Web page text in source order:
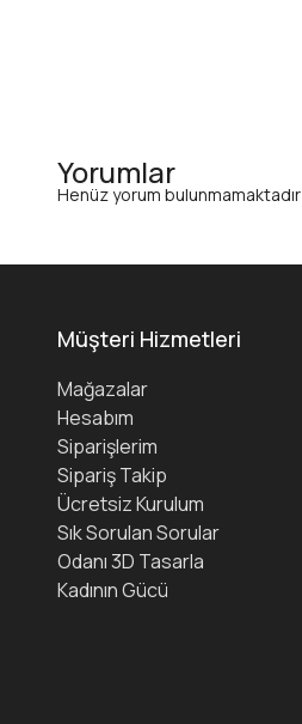
Yorumlar
Henüz yorum bulunmamaktadır
Müşteri Hizmetleri
Mağazalar
Hesabım
Siparişlerim
Sipariş Takip
Ücretsiz Kurulum
Sık Sorulan Sorular
Odanı 3D Tasarla
Kadının Gücü